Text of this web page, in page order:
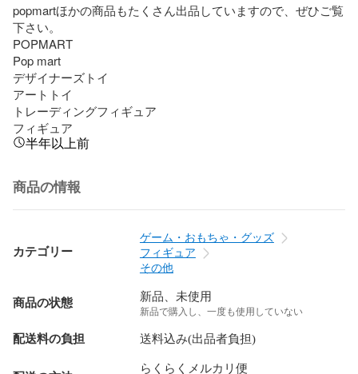
popmartほかの商品もたくさん出品していますので、ぜひご覧
下さい。
POPMART
Pop mart
デザイナーズトイ
アートトイ
トレーディングフィギュア
フィギュア
半年以上前
商品の情報
カテゴリー
ゲーム・おもちゃ・グッズ
フィギュア
その他
商品の状態 新品、未使用
新品で購入し、一度も使用していない
配送料の負担 送料込み(出品者負担)
らくらくメルカリ便